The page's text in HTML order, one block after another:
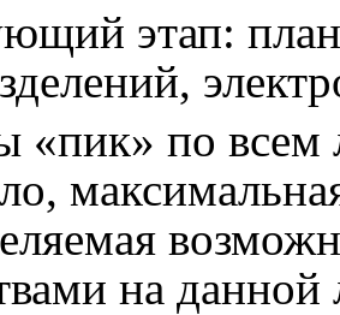
этап:
«пик» по всем
на